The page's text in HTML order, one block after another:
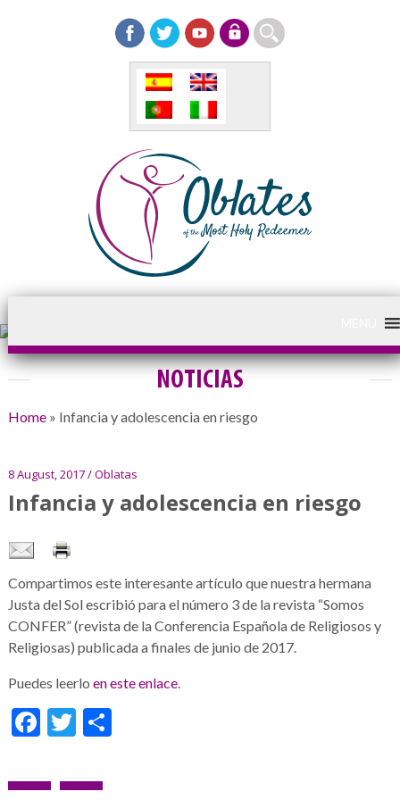
NOTICIAS
Home» Infancia y adolescencia en riesgo
8 August, 2017 / Oblatas
Infancia y adolescencia en riesgo
Compartimos este interesante artículo que nuestra hermana
Justa del Sol escribió para el número 3 de la revista “Somos
CONFER” (revista de la Conferencia Española de Religiosos y
Religiosas) publicada a finales de junio de 2017.
Puedes leerlo en este enlace.
Facebook
Twitter
Share
PostPREVIOUS
NEXT